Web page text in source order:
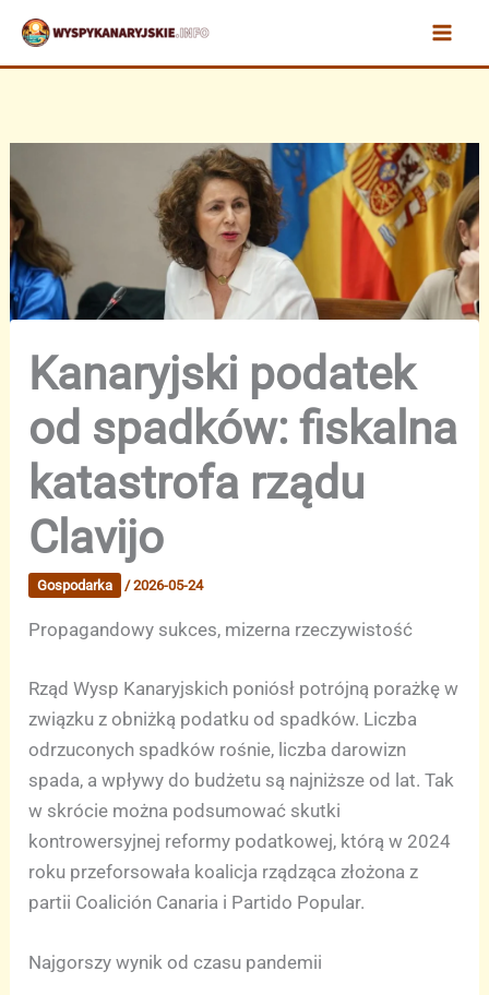
Przejdź
treści
Kanaryjski podatek
od spadków: fiskalna
katastrofa rządu
Clavijo
Gospodarka /2026-05-24
Propagandowy sukces, mizerna rzeczywistość
Rząd Wysp Kanaryjskich poniósł potrójną porażkę w
związku z obniżką podatku od spadków. Liczba
odrzuconych spadków rośnie, liczba darowizn
spada, a wpływy do budżetu są najniższe od lat. Tak
w skrócie można podsumować skutki
kontrowersyjnej reformy podatkowej, którą w 2024
roku przeforsowała koalicja rządząca złożona z
partii Coalición Canaria i Partido Popular.
Najgorszy wynik od czasu pandemii